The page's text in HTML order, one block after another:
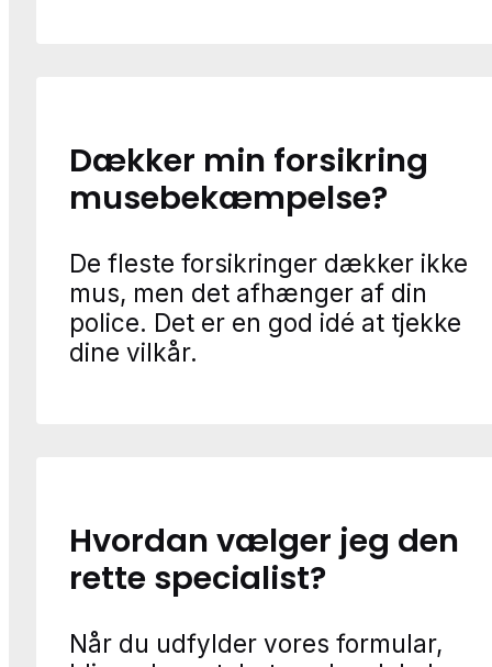
Dækker min forsikring
musebekæmpelse?
De fleste forsikringer dækker ikke
mus, men det afhænger af din
police. Det er en god idé at tjekke
dine vilkår.
Hvordan vælger jeg den
rette specialist?
Når du udfylder vores formular,